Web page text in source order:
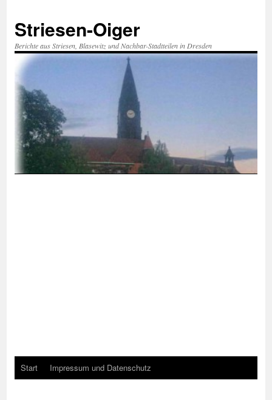
springen
Striesen-Oiger
Berichte aus Striesen, Blasewitz und Nachbar-Stadtteilen in Dresden
Start Impressum und Datenschutz